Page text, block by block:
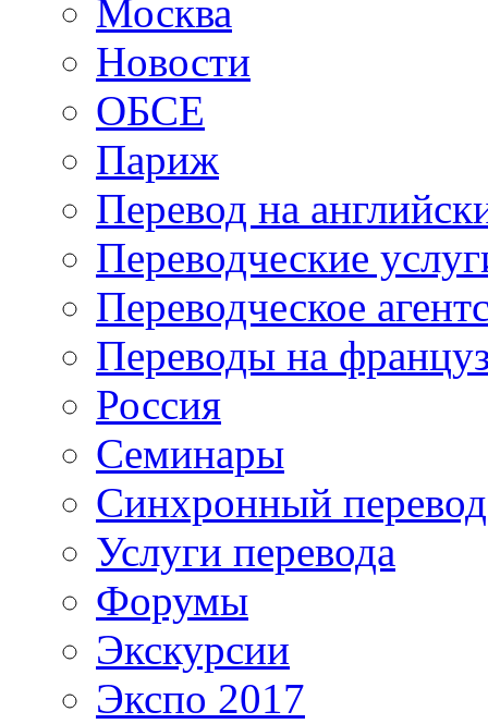
Москва
Новости
ОБСЕ
Париж
Перевод на
Переводческие
Переводческое
Переводы на
Россия
Семинары
Синхронный перевод
Услуги перевода
Форумы
Экскурсии
Экспо 2017